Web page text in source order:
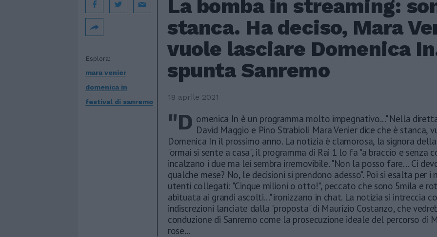
La bomba in streaming:
stanca. Ha deciso, Mara
vuole lasciare Domenica
spunta Sanremo
18 aprile 2021
Esplora:
mara venier
domenica in
festival di sanremo
"D omenica In è un programma molto impegnativo..." Nella
David Maggio e Pino Strabioli Mara Venier dice che è stanca,
Domenica In il prossimo anno. La notizia è clamorosa, la signora
"ormai si sente a casa", il programma di Rai 1 lo fa "a braccio e senza
incalzano i due ma lei sembra irremovibile. "Non la posso fare... Ci
qualche mese? No, le decisioni si prendono adesso". Poi si esalta per i
utenti collegati: "Cinque milioni o otto!", peccato che sono 5mila e
abituata ai grandi ascolti..." ironizzano in chat. La notizia si intreccia
indiscrezioni lanciate dalla "proposta" di Maurizio Costanzo, che
conduzione di Sanremo come la prosecuzione ideale del percorso di
rose...